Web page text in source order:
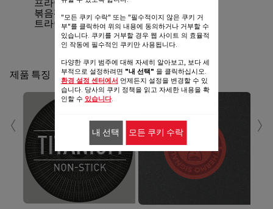
프라이팬 12/20/24/26/28/30cm
볶음팬 28cm
트라이앵글 멀티팬 26cm
공유
제품 특징
‹ ›
"모든 쿠키 수락" 또는 "필수적이지 않은 쿠키 거
부"를 클릭하여 위의 내용에 동의하거나 거부할 수
있습니다. 쿠키를 거부할 경우 웹 사이트 의 효율적
인 작동에 필수적인 쿠키만 사용됩니다.
다양한 쿠키 범주에 대해 자세히 알아보고, 보다 세
부적으로 설정하려면 "내 선택" 을 클릭하십시오.
환경 설정 센터에서 언제든지 설정을 변경할 수 있
습니다. 당사의 쿠키 정책을 읽고 자세한 내용을 확
인할 수 있습니다.
내 선택 모든 쿠키 수락